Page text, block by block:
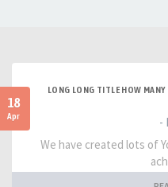
18
Apr
LONG LONG TITLE HOW MANY
-
We have created lots of